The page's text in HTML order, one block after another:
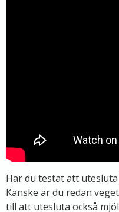
Har du testat att
Kanske är du redan
till att utesluta också